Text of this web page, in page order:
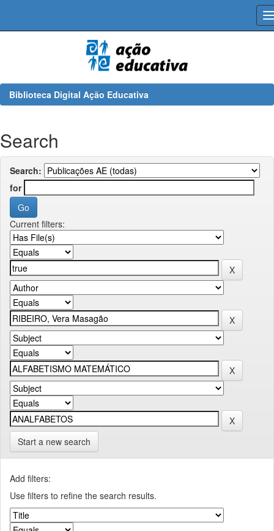
Biblioteca Digital Ação Educativa
Search
Search:
for
Current filters:
Start a new search
Add filters:
Use filters to refine the search results.